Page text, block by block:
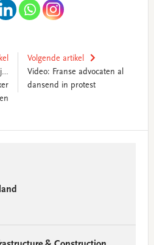
Volgende artikel
Video: Franse advocaten al
dansend in protest